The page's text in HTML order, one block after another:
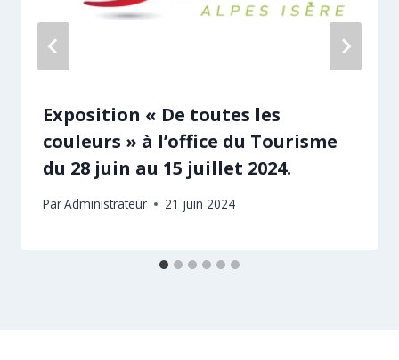
Exposition « De toutes les
couleurs » à l’office du Tourisme
du 28 juin au 15 juillet 2024.
ParAdministrateur 21 juin 2024